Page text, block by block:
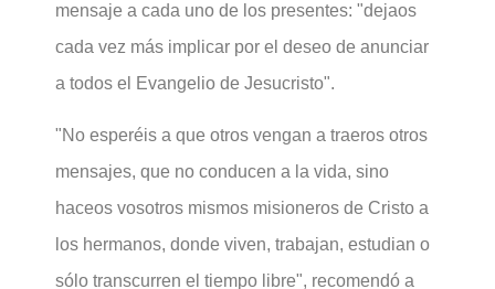
mensaje a cada uno de los presentes: "dejaos
cada vez más implicar por el deseo de anunciar
a todos el Evangelio de Jesucristo".
"No esperéis a que otros vengan a traeros otros
mensajes, que no conducen a la vida, sino
haceos vosotros mismos misioneros de Cristo a
los hermanos, donde viven, trabajan, estudian o
sólo transcurren el tiempo libre", recomendó a